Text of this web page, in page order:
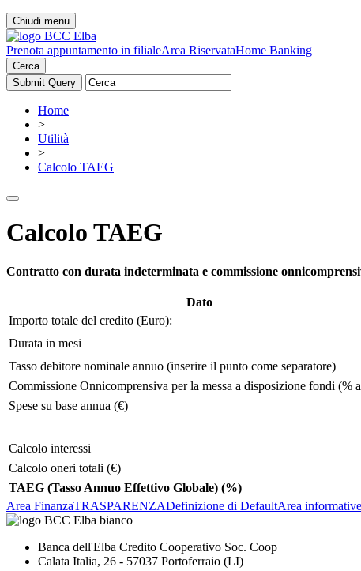
Chiudi menu
Prenota appuntamento in filialeArea RiservataHome Banking
Cerca
Home
>
Utilità
>
Calcolo TAEG
Calcolo TAEG
Contratto con durata indeterminata e commissione
Dato
Importo totale del credito (Euro):
Durata in mesi
Tasso debitore nominale annuo (inserire il punto come separatore)
Commissione Onnicomprensiva per la messa a disposizione fondi (%
Spese su base annua (€)
Calcolo interessi
Calcolo oneri totali (€)
TAEG (Tasso Annuo Effettivo Globale) (%)
Area FinanzaTRASPARENZADefinizione di DefaultArea informative
Banca dell'Elba Credito Cooperativo Soc. Coop
Calata Italia, 26 - 57037 Portoferraio (LI)